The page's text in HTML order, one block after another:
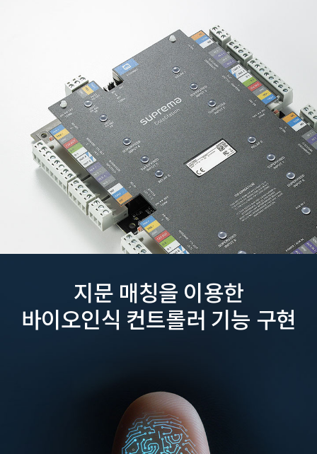
지문 매칭을 이용한
바이오인식 컨트롤러 기능 구현